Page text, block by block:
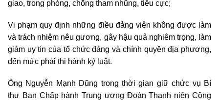
giao, trong phòng, chống tham nhũng, tiêu cực;
Vi phạm quy định những điều đảng viên không được làm
và trách nhiệm nêu gương, gây hậu quả nghiêm trọng, làm
giảm uy tín của tổ chức đảng và chính quyền địa phương,
đến mức phải thi hành kỷ luật.
Ông Nguyễn Mạnh Dũng trong thời gian giữ chức vụ Bí
thư Ban Chấp hành Trung ương Đoàn Thanh niên Cộng